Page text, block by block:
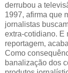
derrubou a
1997, afirma que
jornalistas
extra-cotidiano. E
reportagem,
Como
banalização dos